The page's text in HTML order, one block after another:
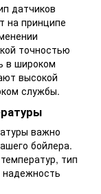
датчиков
на принципе
точностью
в широком
высокой
службы.
важно
бойлера.
тип
надежность